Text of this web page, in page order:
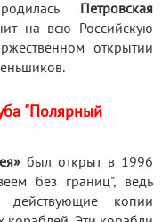
Петровская
на всю Российскую
открытии
"Полярный
был открыт в 1996
без границ", ведь
копии